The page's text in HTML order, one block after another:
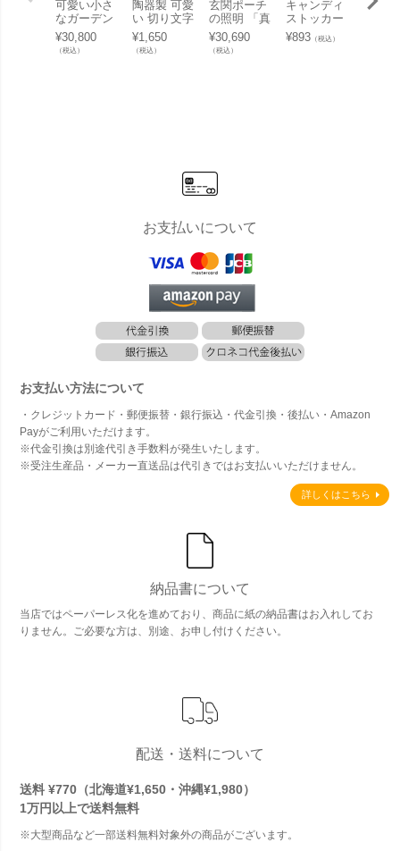
可愛い小さ
なガーデン
パン 「ガー
デンポット
ホワイト」
¥30,800
（税込）
陶器製 可愛
い 切り文字
表札「Puffy
Sign パフィ
ーサイン ア
¥1,650
（税込）
玄関ポーチ
の照明 「真
鍮ガーデン
ライト BR1
760 クリア
¥30,690
（税込）
キャンディ
ストッカー
や鉢カバー
としても使
¥893（税込）
デザ
お支払いについて
お支払い方法について
・クレジットカード・郵便振替・銀行振込・代金引換・後払い・Amazon
Payがご利用いただけます。
※代金引換は別途代引き手数料が発生いたします。
※受注生産品・メーカー直送品は代引きではお支払いいただけません。
詳しくはこちら
納品書について
当店ではペーパーレス化を進めており、商品に紙の納品書はお入れしてお
りません。ご必要な方は、別途、お申し付けください。
配送・送料について
送料 ¥770（北海道¥1,650・沖縄¥1,980）
1万円以上で送料無料
※大型商品など一部送料無料対象外の商品がございます。